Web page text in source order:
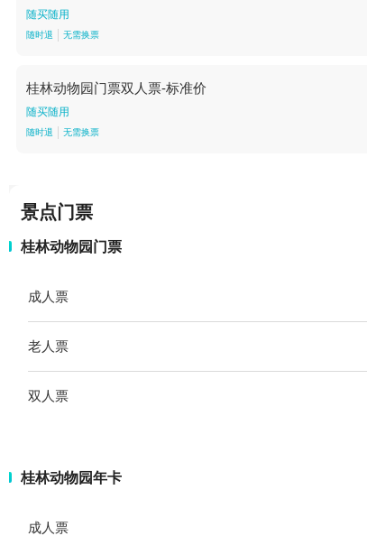
随买随用
随时退 无需换票
桂林动物园门票双人票-标准价
随买随用
随时退 无需换票
景点门票
桂林动物园门票
成人票
老人票
双人票
桂林动物园年卡
成人票